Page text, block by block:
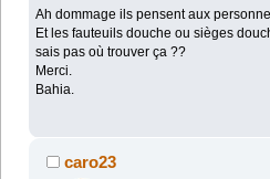
Ah dommage ils pensent aux
Et les fauteuils douche ou sièges
sais pas où trouver ça ??
Merci.
Bahia.
caro23